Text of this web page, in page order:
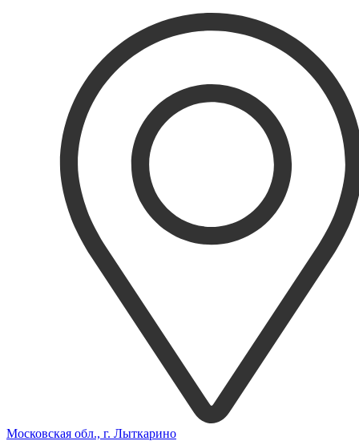
Московская обл., г. Лыткарино